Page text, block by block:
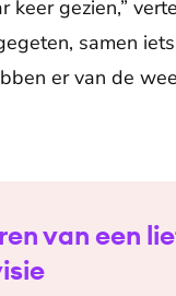
gezien,”
samen
er van de
van een